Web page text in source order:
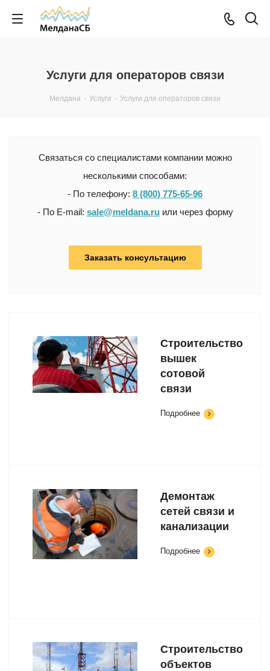
Услуги для операторов связи
Мелдана - Услуги - Услуги для операторов связи
Связаться со специалистами компании можно
несколькими способами:
- По телефону: 8 (800) 775-65-96
- По E-mail: sale@meldana.ruили через форму
Заказать консультацию
Строительство
вышек
сотовой
связи
Подробнее
Демонтаж
сетей связи и
канализации
Подробнее
Строительство
объектов